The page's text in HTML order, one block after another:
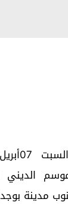
مدينة